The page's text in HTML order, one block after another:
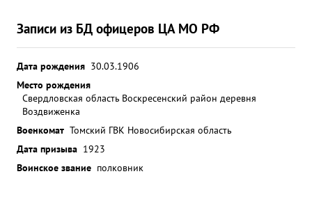
Записи из БД офицеров ЦА МО РФ
Дата рождения 30.03.1906
Место рождения
Свердловская область Воскресенский район деревня
Воздвиженка
Военкомат Томский ГВК Новосибирская область
Дата призыва 1923
Воинское звание полковник